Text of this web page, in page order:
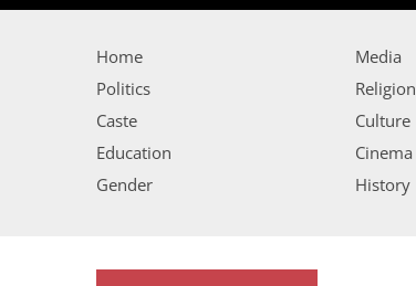
Home
Politics
Caste
Education
Gender
Media
Religion
Culture
Cinema
History